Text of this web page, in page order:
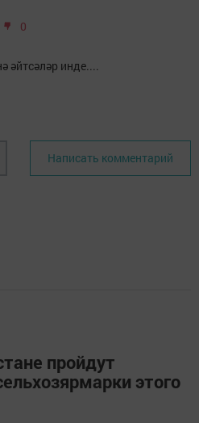
0
инде....
Написать комментарий
пройдут
этого